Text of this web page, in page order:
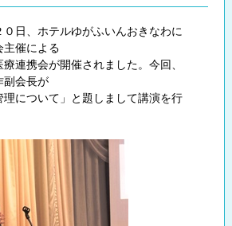
日、ホテルゆがふいんおきなわに
主催による
連携会が開催されました。今回、
副会長が
理について」と題しまして講演を行